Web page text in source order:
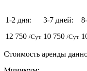
1-2 дня:
12 750 /Сут
3-7 дней:
10 750 /Сут
Стоимость аренды